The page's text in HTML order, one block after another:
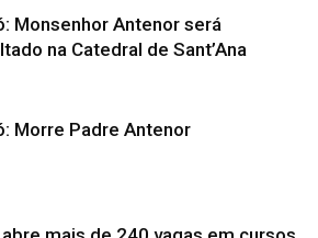
Monsenhor Antenor será
na Catedral de Sant’Ana
Morre Padre Antenor